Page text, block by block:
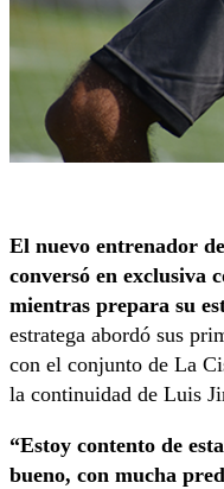
El nuevo entrenador
conversó en exclusiva
mientras prepara su
estratega abordó sus
con el conjunto de La
la continuidad de Luis
“Estoy contento de
bueno, con mucha